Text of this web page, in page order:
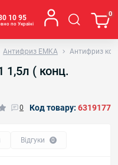
10 95
по Україні
0
Антифриз EMKA Антифриз
1,5л ( конц.
0 Код товару: 6319177
Відгуки 0